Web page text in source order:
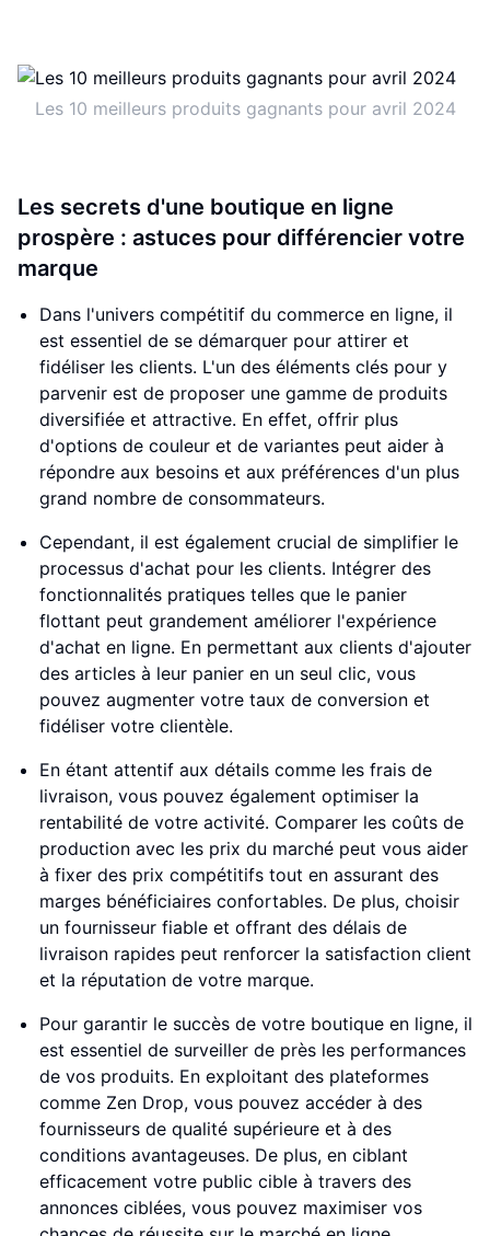
Les 10 meilleurs produits gagnants pour avril 2024
Les secrets d'une boutique en ligne
prospère : astuces pour différencier votre
marque
Dans l'univers compétitif du commerce en ligne, il
est essentiel de se démarquer pour attirer et
fidéliser les clients. L'un des éléments clés pour y
parvenir est de proposer une gamme de produits
diversifiée et attractive. En effet, offrir plus
d'options de couleur et de variantes peut aider à
répondre aux besoins et aux préférences d'un plus
grand nombre de consommateurs.
Cependant, il est également crucial de simplifier le
processus d'achat pour les clients. Intégrer des
fonctionnalités pratiques telles que le panier
flottant peut grandement améliorer l'expérience
d'achat en ligne. En permettant aux clients d'ajouter
des articles à leur panier en un seul clic, vous
pouvez augmenter votre taux de conversion et
fidéliser votre clientèle.
En étant attentif aux détails comme les frais de
livraison, vous pouvez également optimiser la
rentabilité de votre activité. Comparer les coûts de
production avec les prix du marché peut vous aider
à fixer des prix compétitifs tout en assurant des
marges bénéficiaires confortables. De plus, choisir
un fournisseur fiable et offrant des délais de
livraison rapides peut renforcer la satisfaction client
et la réputation de votre marque.
Pour garantir le succès de votre boutique en ligne, il
est essentiel de surveiller de près les performances
de vos produits. En exploitant des plateformes
comme Zen Drop, vous pouvez accéder à des
fournisseurs de qualité supérieure et à des
conditions avantageuses. De plus, en ciblant
efficacement votre public cible à travers des
annonces ciblées, vous pouvez maximiser vos